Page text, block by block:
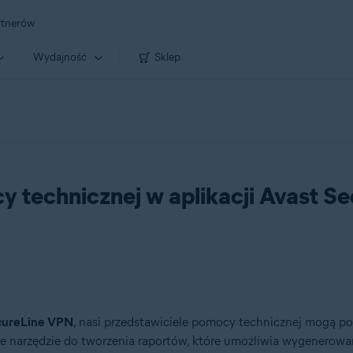
Wydajność Sklep
technicznej w aplikacji Avast
VPN, nasi przedstawiciele pomocy technicznej mogą
do tworzenia raportów, które umożliwia